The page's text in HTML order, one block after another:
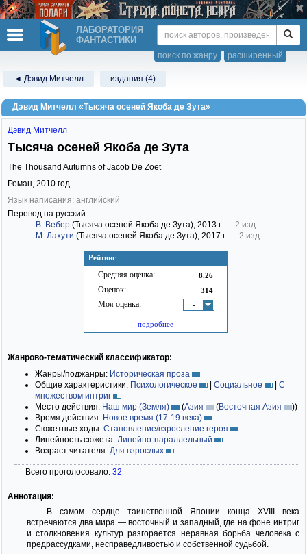
ЛАБОРАТОРИЯ
ФАНТАСТИКИ
расширенный
поиск по жанру
◄ Дэвид Митчелл издания (4)
Дэвид Митчелл «Тысяча осеней Якоба де Зута»
Рейтинг
Средняя оценка: 8.26
Оценок: 314
Моя оценка: -
подробнее
Дэвид Митчелл
Тысяча осеней Якоба де Зута
The Thousand Autumns of Jacob De Zoet
Роман, 2010 год
Язык написания: английский
Перевод на русский:
— В. Вебер (Тысяча осеней Якоба де Зута); 2013 г. — 2 изд.
— М. Лахути (Тысяча осеней Якоба де Зута); 2017 г. — 2 изд.
Жанрово-тематический классификатор:
Жанры/поджанры: Историческая проза
Общие характеристики: Психологическое | Социальное | С
множеством интриг
Место действия: Наш мир (Земля) (Азия (Восточная Азия ))
Время действия: Новое время (17-19 века)
Сюжетные ходы: Становление/взросление героя
Линейность сюжета: Линейно-параллельный
Возраст читателя: Для взрослых
Всего проголосовало: 32
Аннотация:
В самом сердце таинственной Японии конца XVIII века
встречаются два мира — восточный и западный, где на фоне интриг
и столкновения культур разгорается неравная борьба человека с
предрассудками, несправедливостью и собственной судьбой.